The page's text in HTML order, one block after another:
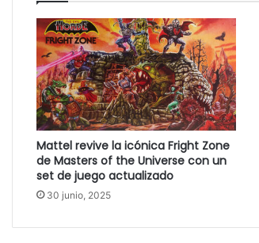
Mattel revive la icónica Fright Zone
de Masters of the Universe con un
set de juego actualizado
30 junio, 2025